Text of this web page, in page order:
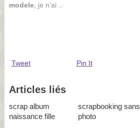
modele, je n'ai ..
Tweet Pin It
Articles liés
scrap album
naissance fille
scrapbooking sans
photo